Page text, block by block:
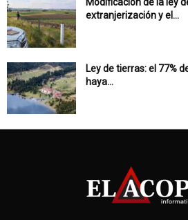
extranjerización y el...
Ley de tierras: el 77%
haya...